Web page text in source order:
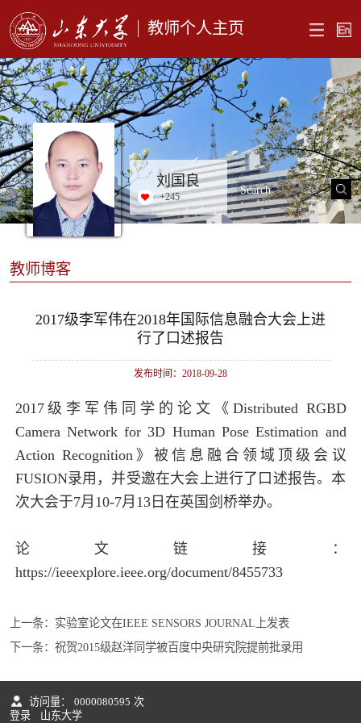
教师个人主页
刘国良
+245
教师博客
2017级李军伟在2018年国际信息融合大会上进
行了口述报告
发布时间：2018-09-28
2017级李军伟同学的论文《Distributed RGBD
Camera Network for 3D Human Pose Estimation and
Action Recognition》被信息融合领域顶级会议
FUSION录用，并受邀在大会上进行了口述报告。本
次大会于7月10-7月13日在英国剑桥举办。
论文链接：
https://ieeexplore.ieee.org/document/8455733
上一条： 实验室论文在IEEE SENSORS JOURNAL上发表
下一条： 祝贺2015级赵洋同学被百度中央研究院提前批录用
访问量： 0000080595 次
登录
山东大学